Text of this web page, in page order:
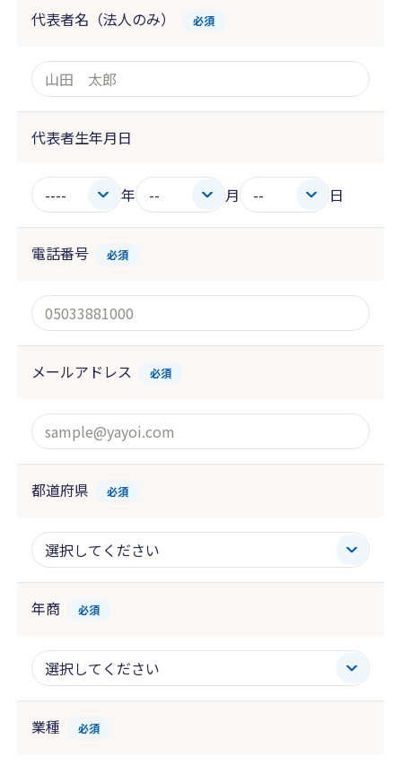
代表者名（法人のみ） 必須
代表者生年月日
年 月 日
電話番号 必須
メールアドレス 必須
都道府県 必須
年商 必須
業種 必須